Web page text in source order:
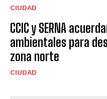
CIUDAD
CCIC y SERNA
ambientales para
zona norte
CIUDAD